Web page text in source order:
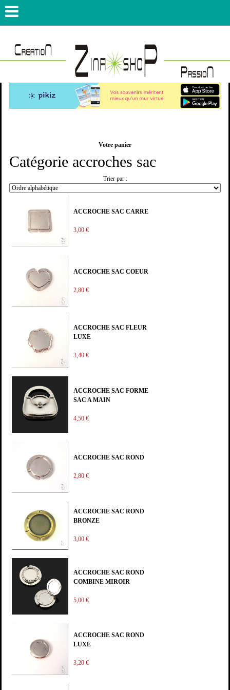
Votre panier
Catégorie accroches sac
Trier par :
ACCROCHE SAC CARRE
3,00 €
ACCROCHE SAC COEUR
2,80 €
ACCROCHE SAC FLEUR
LUXE
3,40 €
ACCROCHE SAC FORME
SAC A MAIN
4,50 €
ACCROCHE SAC ROND
2,80 €
ACCROCHE SAC ROND
BRONZE
3,00 €
ACCROCHE SAC ROND
COMBINE MIROIR
5,00 €
ACCROCHE SAC ROND
LUXE
3,20 €